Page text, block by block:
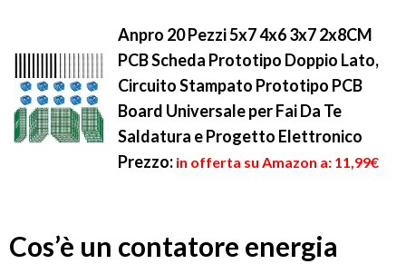
Anpro 20 Pezzi 5x7 4x6 3x7 2x8CM
PCB Scheda Prototipo Doppio Lato,
Circuito Stampato Prototipo PCB
Board Universale per Fai Da Te
Saldatura e Progetto Elettronico
Prezzo: in offerta su Amazon a: 11,99€
Cos’è un contatore energia